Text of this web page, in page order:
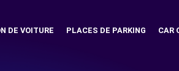
DE VOITURE PLACES DE PARKING CAR